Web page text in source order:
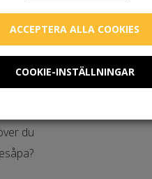
du
ACCEPTERA ALLA COOKIES
COOKIE-INSTÄLLNINGAR